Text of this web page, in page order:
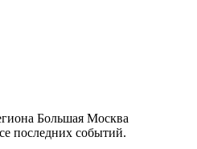
Большая Москва
последних событий.